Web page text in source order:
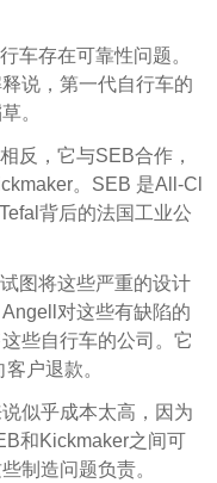
车存在可靠性问题。
说，第一代自行车的
。
反，它与SEB合作，
。SEB 是All-Cl
背后的法国工业公
图将这些严重的设计
对这些有缺陷的
些自行车的公司。它
户退款。
似乎成本太高，因为
和Kickmaker之间可
制造问题负责。